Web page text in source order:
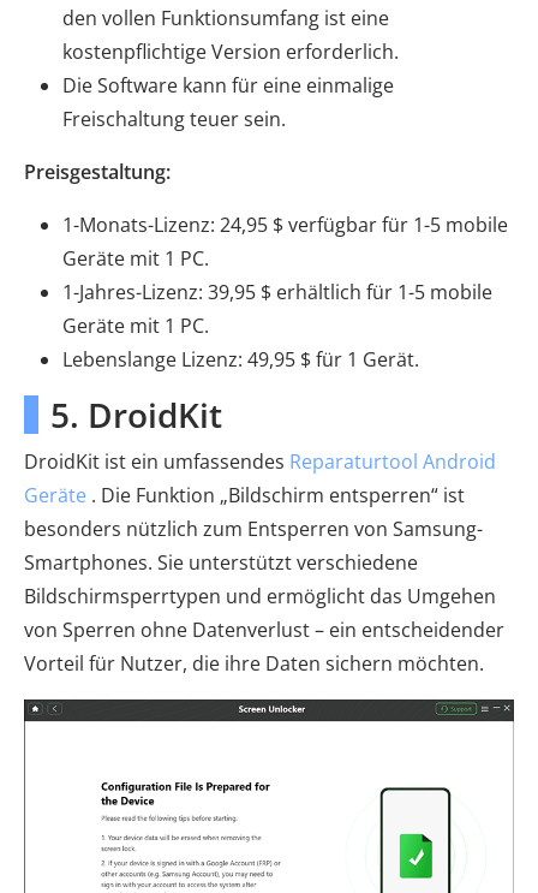
den vollen Funktionsumfang ist eine
kostenpflichtige Version erforderlich.
Die Software kann für eine einmalige
Freischaltung teuer sein.
Preisgestaltung:
1-Monats-Lizenz: 24,95 $ verfügbar für 1-5 mobile
Geräte mit 1 PC.
1-Jahres-Lizenz: 39,95 $ erhältlich für 1-5 mobile
Geräte mit 1 PC.
Lebenslange Lizenz: 49,95 $ für 1 Gerät.
5. DroidKit
DroidKit ist ein umfassendes Reparaturtool Android
Geräte . Die Funktion „Bildschirm entsperren“ ist
besonders nützlich zum Entsperren von Samsung-
Smartphones. Sie unterstützt verschiedene
Bildschirmsperrtypen und ermöglicht das Umgehen
von Sperren ohne Datenverlust – ein entscheidender
Vorteil für Nutzer, die ihre Daten sichern möchten.